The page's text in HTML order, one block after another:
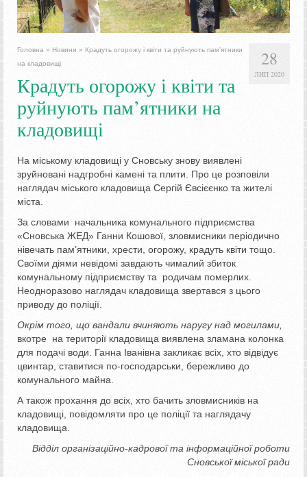
28
ЛИП 2020
Головна » Новини » Крадуть огорожу і квіти та руйнують пам’ятники
на кладовищі
Крадуть огорожу і квіти та
руйнують пам’ятники на
кладовищі
На міському кладовищі у Сновську знову виявлені
зруйновані надгробні камені та плити. Про це розповіли
наглядач міського кладовища Сергій Євсієєнко та жителі
міста.
За словами начальника комунального підприємства
«Сновська ЖЕД» Ганни Кошової, зловмисники періодично
нівечать пам’ятники, хрести, огорожу, крадуть квіти тощо.
Своїми діями невідомі завдають чималий збиток
комунальному підприємству та родичам померлих.
Неодноразово наглядач кладовища звертався з цього
приводу до поліції.
Окрім того, що вандали вчиняють наругу над могилами,
вкотре на території кладовища виявлена зламана колонка
для подачі води. Ганна Іванівна закликає всіх, хто відвідує
цвинтар, ставитися по-господарськи, бережливо до
комунального майна.
А також прохання до всіх, хто бачить зловмисників на
кладовищі, повідомляти про це поліції та наглядачу
кладовища.
Відділ організаційно-кадрової та інформаційної роботи
Сновської міської ради